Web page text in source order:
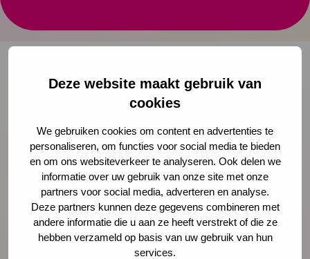
Deze website maakt gebruik van
cookies
We gebruiken cookies om content en advertenties te
personaliseren, om functies voor social media te bieden
en om ons websiteverkeer te analyseren. Ook delen we
informatie over uw gebruik van onze site met onze
partners voor social media, adverteren en analyse.
Deze partners kunnen deze gegevens combineren met
andere informatie die u aan ze heeft verstrekt of die ze
hebben verzameld op basis van uw gebruik van hun
services.
Onze nieuwsbrief ontvangen?
Schrijf je in
Preventie